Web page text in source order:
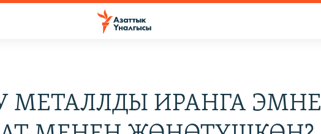
МЕТАЛЛДЫ ИРАНГА ЭМНЕ